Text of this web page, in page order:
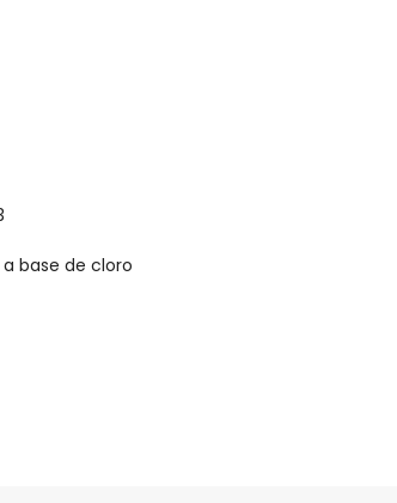
base de cloro